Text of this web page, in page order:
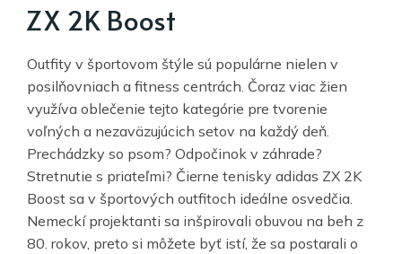
ZX 2K Boost
Outfity v športovom štýle sú populárne nielen v
posilňovniach a fitness centrách. Čoraz viac žien
využíva oblečenie tejto kategórie pre tvorenie
voľných a nezaväzujúcich setov na každý deň.
Prechádzky so psom? Odpočinok v záhrade?
Stretnutie s priateľmi? Čierne tenisky adidas ZX 2K
Boost sa v športových outfitoch ideálne osvedčia.
Nemeckí projektanti sa inšpirovali obuvou na beh z
80. rokov, preto si môžete byť istí, že sa postarali o